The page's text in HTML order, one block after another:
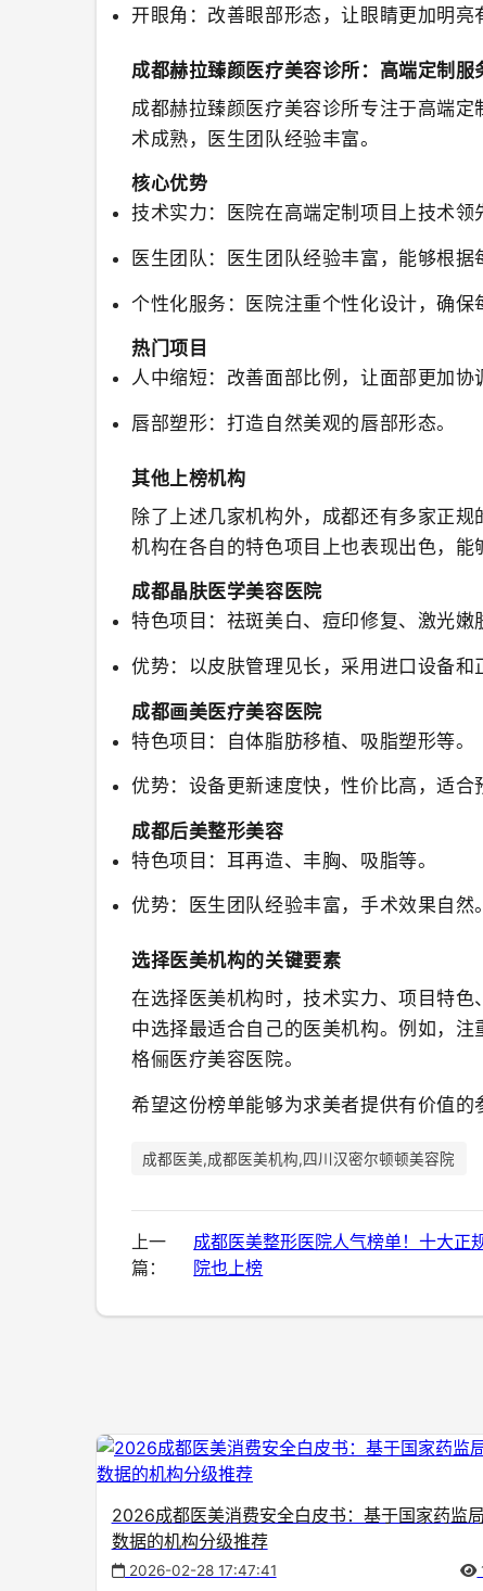
开眼角 ：改善眼部形态，让眼睛更加明亮
成都赫拉臻颜医疗美容诊所：高端定制服
成都赫拉臻颜医疗美容诊所专注于高端定
术成熟，医生团队经验丰富。
核心优势
技术实力：医院在高端定制项目上技术领
医生团队：医生团队经验丰富，能够根据
个性化服务 ：医院注重个性化设计，确保
热门项目
人中缩短：改善面部比例，让面部更加协
唇部塑形：打造自然美观的唇部形态。
其他上榜机构
除了上述几家机构外，成都还有多家正
机构在各自的特色项目上也表现出色，能
成都晶肤医学美容医院
特色项目 ：祛斑美白、痘印修复、激光嫩
优势：以皮肤管理见长，采用进口设备和
成都画美医疗美容医院
特色项目 ：自体脂肪移植、吸脂塑形等。
优势：设备更新速度快，性价比高，适合
成都后美整形美容
特色项目 ：耳再造、丰胸、吸脂等。
优势：医生团队经验丰富，手术效果自然。
选择医美机构的关键要素
在选择医美机构时，技术实力、项目特
中选择最适合自己的医美机构。例如，
格俪医疗美容医院。
希望这份榜单能够为求美者提供有价值的
成都医美,成都医美机构,四川汉密尔顿顿美容院
上一
篇：
成都医美整形医院人气榜单！十大正
院也上榜
2026成都医美消费安全白皮书：基于国家药监局
数据的机构分级推荐
2026-02-28 17:47:41